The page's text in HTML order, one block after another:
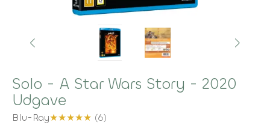
Solo - A Star Wars Story - 2020
Udgave
Blu-Ray★★★★★ (6)